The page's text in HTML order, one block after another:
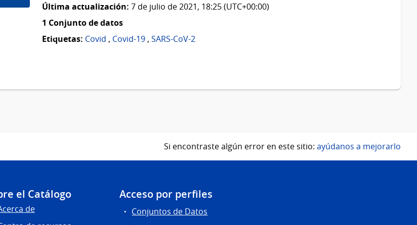
Última actualización: 7 de julio de 2021, 18:25 (UTC+00:00)
1 Conjunto de datos
Etiquetas: Covid , Covid-19 , SARS-CoV-2
Si encontraste algún error en este sitio: ayúdanos a mejorarlo
el Catálogo
de
Acceso por perfiles
Conjuntos de Datos